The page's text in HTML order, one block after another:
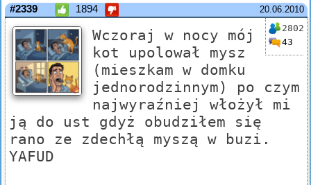
20.06.2010
#2339 1894
2802
43
Wczoraj w nocy mój
kot upolował mysz
(mieszkam w domku
jednorodzinnym) po czym
najwyraźniej włożył mi
ją do ust gdyż obudziłem się
rano ze zdechłą myszą w buzi.
YAFUD